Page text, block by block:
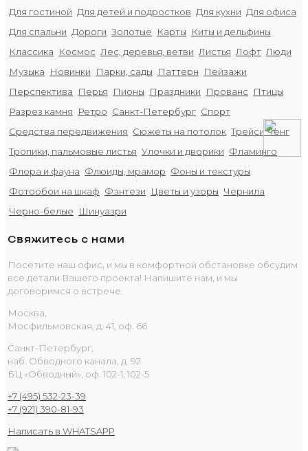
Для гостиной Для детей и подростков Для кухни Для офиса
Для спальни Дороги Золотые Карты
Киты и дельфины
Классика
Космос Лес, деревья, ветви Листья Лофт Люди
Музыка
Новинки Парки, сады Паттерн
Пейзажи
Перспектива
Перья Пионы Праздники Прованс
Птицы
Разрез камня
Ретро Санкт-Петербург Спорт
Средства передвижения Сюжеты на потолок Трейси Ченг
Тропики, пальмовые листья Улочки и дворики Фламинго
Флора и фауна Флюиды, мрамор Фоны и текстуры
Фотообои на шкаф Фэнтези Цветы и узоры Чернила
Черно-белые
Шинуазри
Свяжитесь с нами
Посетите наш офис, и мы в комфортной обстановке обсудим
все детали Вашего проекта! Напишите нам, и мы
договоримся о встрече.
Москва,
Мосфильмовская, д. 41, оф. 66
Санкт-Петербург,
наб. Обводного канала, д. 92
БЦ «Обводный», оф. 102-1, 102-5
+7 (495) 532-23-39
+7 (921) 390-81-93
Написать в WHATSAPP